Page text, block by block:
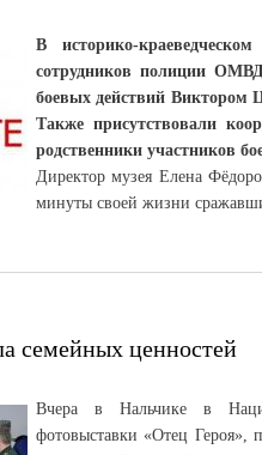
В историко-
сотрудников полиции
боевых действий
Также присутствовали
родственники участников
Директор музея Елена
минуты своей жизни
семейных ценностей
Вчера в Нальчике в
фотовыставки «Отец Героя»,